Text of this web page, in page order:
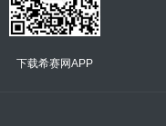
下载希赛网APP